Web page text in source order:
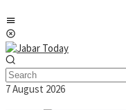
to
content
7 August 2026